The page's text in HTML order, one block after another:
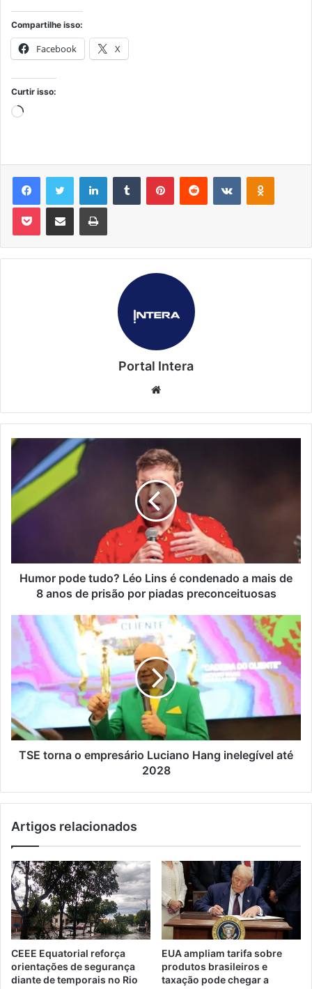
Compartilhe isso:
Facebook X
Curtir isso:
Carregando...
FacebookTwitter LinkedinTumblr PinterestReddit VK OK
Pocket Compartilhar via e-mail Imprimir
Portal Intera
Humor pode tudo? Léo Lins é condenado a mais de
8 anos de prisão por piadas preconceituosas
TSE torna o empresário Luciano Hang inelegível até
2028
Artigos relacionados
CEEE Equatorial reforça
orientações de segurança
diante de temporais no Rio
EUA ampliam tarifa sobre
produtos brasileiros e
taxação pode chegar a